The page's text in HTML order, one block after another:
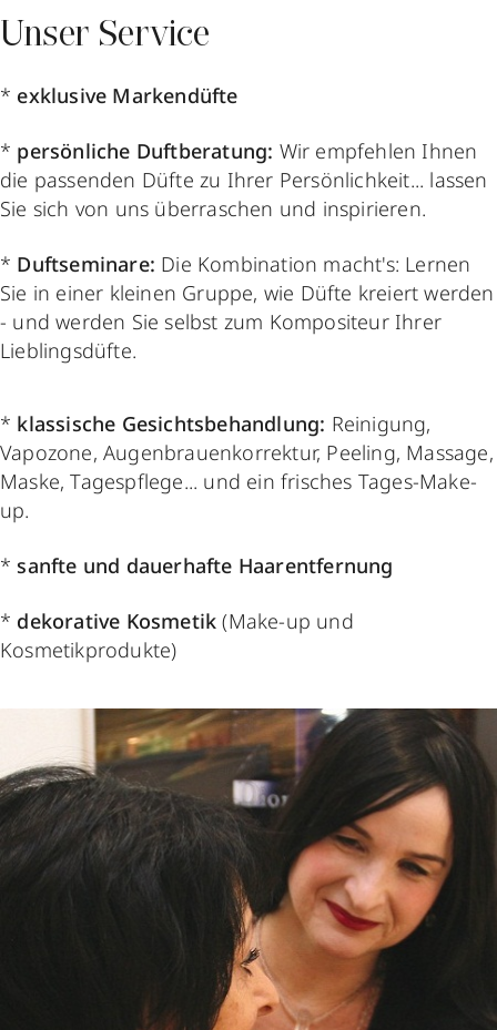
Unser Service
* exklusive Markendüfte
* persönliche Duftberatung: Wir empfehlen Ihnen
die passenden Düfte zu Ihrer Persönlichkeit... lassen
Sie sich von uns überraschen und inspirieren.
* Duftseminare: Die Kombination macht's: Lernen
Sie in einer kleinen Gruppe, wie Düfte kreiert werden
- und werden Sie selbst zum Kompositeur Ihrer
Lieblingsdüfte.
* klassische Gesichtsbehandlung: Reinigung,
Vapozone, Augenbrauenkorrektur, Peeling, Massage,
Maske, Tagespflege... und ein frisches Tages-Make-
up.
* sanfte und dauerhafte Haarentfernung
* dekorative Kosmetik (Make-up und
Kosmetikprodukte)